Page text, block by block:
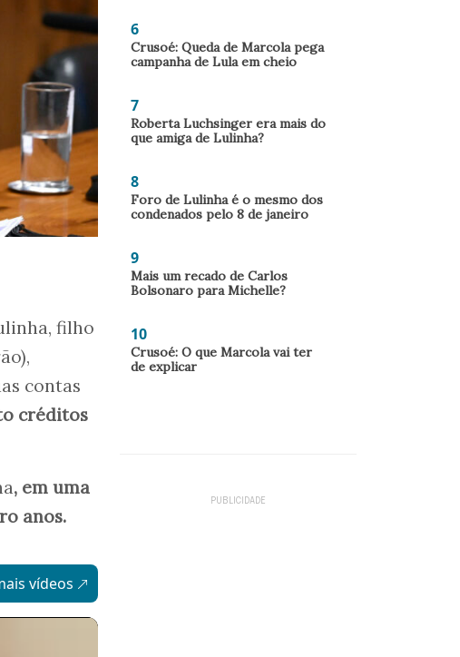
filho
contas
créditos
, em uma
anos.
vídeos
6
Crusoé: Queda de Marcola pega
campanha de Lula em cheio
7
Roberta Luchsinger era mais do
que amiga de Lulinha?
8
Foro de Lulinha é o mesmo dos
condenados pelo 8 de janeiro
9
Mais um recado de Carlos
Bolsonaro para Michelle?
10
Crusoé: O que Marcola vai ter
de explicar